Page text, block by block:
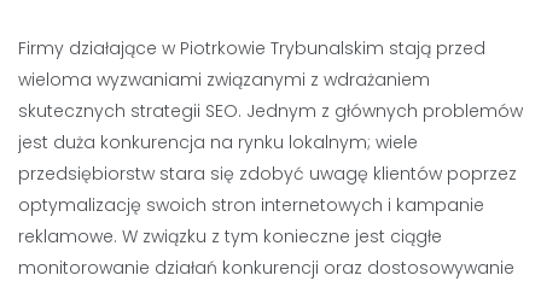
Firmy działające w Piotrkowie Trybunalskim stają przed
wieloma wyzwaniami związanymi z wdrażaniem
skutecznych strategii SEO. Jednym z głównych problemów
jest duża konkurencja na rynku lokalnym; wiele
przedsiębiorstw stara się zdobyć uwagę klientów poprzez
optymalizację swoich stron internetowych i kampanie
reklamowe. W związku z tym konieczne jest ciągłe
monitorowanie działań konkurencji oraz dostosowywanie